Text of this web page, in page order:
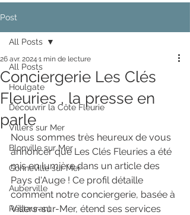
Post
All Posts
Houlgate
Découvrir la Côte Fleurie
Villers sur Mer
Blonville sur Mer
Gonneville sur Mer
Auberville
Restaurant
All Posts
Conciergerie Les Clés
Fleuries , la presse en
parle
26 avr. 2024 1 min de lecture
Nous sommes très heureux de vous
annoncer que Les Clés Fleuries a été
mis en lumière dans un article des
Pays d'Auge ! Ce profil détaille
comment notre conciergerie, basée à
Villers-sur-Mer, étend ses services